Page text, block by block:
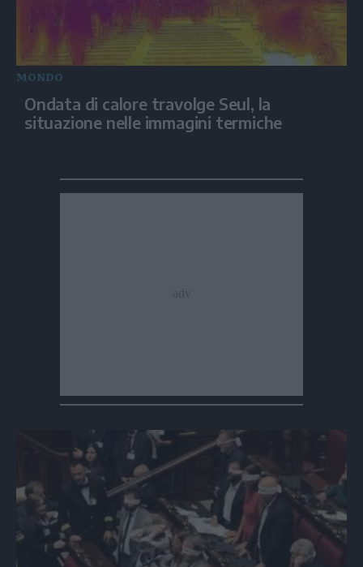
MONDO
Ondata di calore travolge Seul, la
situazione nelle immagini termiche